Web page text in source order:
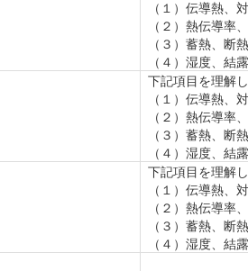
（１）伝導熱、
（２）熱伝導率
（３）蓄熱、断
（４）湿度、結
下記項目を理解
（１）伝導熱、
（２）熱伝導率
（３）蓄熱、断
（４）湿度、結
下記項目を理解
（１）伝導熱、
（２）熱伝導率
（３）蓄熱、断
（４）湿度、結